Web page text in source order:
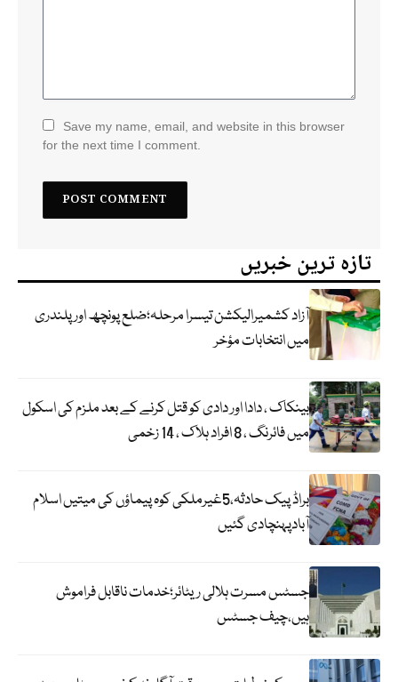
Save my name, email, and website in this browser
for the next time I comment.
تازہ ترین خبریں
آزاد کشمیرالیکشن تیسرا مرحلہ؛ضلع پونچھ اور پلندری
میں انتخابات مؤخر
بینکاک ، دادا اور دادی کو قتل کرنے کے بعد ملزم کی اسکول
میں فائرنگ ، 8 افراد ہلاک ، 14 زخمی
براڈ پیک حادثہ،5غیرملکی کوہ پیماؤں کی میتیں اسلام
آبادپہنچادی گئیں
جسٹس مسرت ہلالی ریٹائر؛خدمات ناقابل فراموش
ہیں،چیف جسٹس